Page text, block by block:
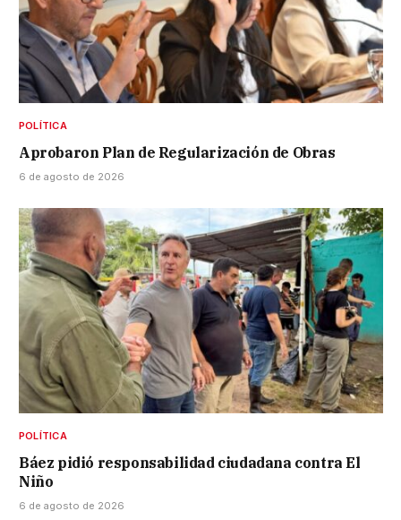
POLÍTICA
Aprobaron Plan de Regularización de Obras
6 de agosto de 2026
POLÍTICA
Báez pidió responsabilidad ciudadana contra El
Niño
6 de agosto de 2026